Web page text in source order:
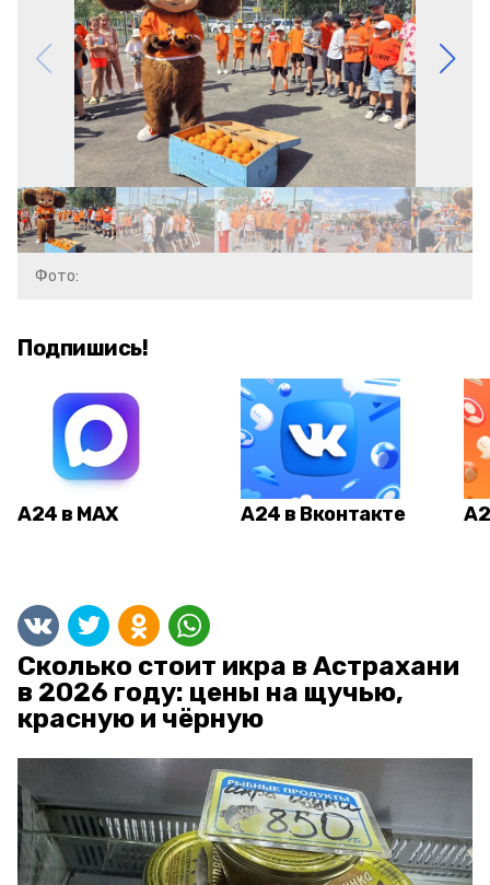
Фото:
Подпишись!
А24 в MAX А24 в Вконтакте
Сколько стоит икра в Астрахани
в 2026 году: цены на щучью,
красную и чёрную